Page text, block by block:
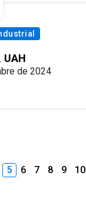
UAH
de 2024
5 6 7 8 9 10